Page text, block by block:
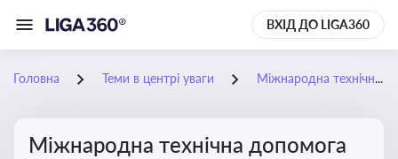
ВХІД ДО LIGA360
Головна Теми в центрі уваги Міжнародна технічна допомога
Міжнародна технічна допомога